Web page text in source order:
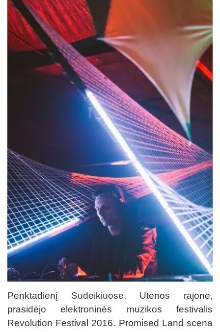
Rundalės pilies parke, kaip tradiciškai privaloma
tokio stiliaus parkuose, įveistas 1 ha rožynas. Iš
pradžių įrengtas kaip rožių sodas, jis ilgainiui
tapo rožių muziejumi, kuriame galima susipažinti
su šiuolaikinės rožių veislininkystės pasiekimais.
Čia auginamos įvairiausių veislių rožės – nuo
angliškųjų rožių iki Latvijoje išveistų veislių.
Pasigerėję parko ir rūmų vaizdais,
nusifotografavę prie rožių, atsisveikinome su
Latvija …
Aktualios naujienos
Kviečiama dalyvauti visoje Lietuvoje
vykstančiame konkurse „Tvari Lietuva“
2026-08-07
Prasidėjo Respublikinis tapytojų pleneras
„Kėdainiai abipus Nevėžio“!
2026-08-07
Keliaudami į namus, visi dalinomės įspūdžiais, ir
planais kur sekantį kartą keliausime. O grįžę dar
spėjome sugiedoti tautinę giesmę.
Penktadienį Sudeikiuose, Utenos rajone,
prasidėjo elektroninės muzikos festivalis
Revolution Festival 2016. Promised Land scena